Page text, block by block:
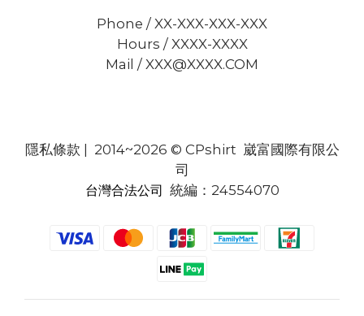
Phone / XX-XXX-XXX-XXX
Hours / XXXX-XXXX
Mail / XXX@XXXX.COM
隱私條款 | 2014~2026 © CPshirt 崴富國際有限公
司
台灣合法公司 統編：24554070